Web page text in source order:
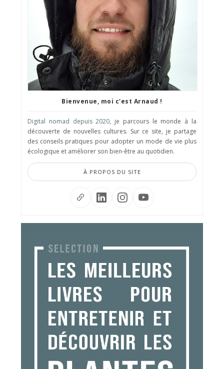
Bienvenue, moi c'est Arnaud !
Digital nomad depuis 2020, je parcours le monde à la
découverte de nouvelles cultures. Sur ce site, je partage
des conseils pratiques pour adopter un mode de vie plus
écologique et améliorer son bien-être au quotidien.
À PROPOS DU SITE